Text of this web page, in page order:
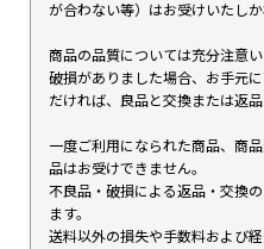
が合わない等）はお受けいたし
商品の品質については充分注意
破損がありました場合、お手元
だければ、良品と交換または返品
一度ご利用になられた商品、商
品はお受けできません。
不良品・破損による返品・交換
ます。
送料以外の損失や手数料および